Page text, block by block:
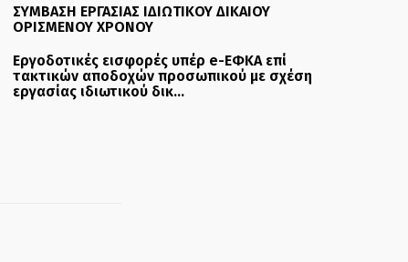
ΣΥΜΒΑΣΗ ΕΡΓΑΣΙΑΣ ΙΔΙΩΤΙΚΟΥ ΔΙΚΑΙΟΥ
ΟΡΙΣΜΕΝΟΥ ΧΡΟΝΟΥ
Εργοδοτικές εισφορές υπέρ e-ΕΦΚΑ επί
τακτικών αποδοχών προσωπικού με σχέση
εργασίας ιδιωτικού δικ...